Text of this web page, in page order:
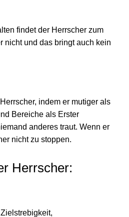
findet der Herrscher zum
nicht und das bringt auch kein
indem er mutiger als
Bereiche als Erster
anderes traut. Wenn er
nicht zu stoppen.
Herrscher: